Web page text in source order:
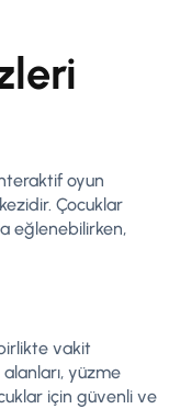
oyun
Çocuklar
eğlenebilirken,
vakit
yüzme
için güvenli ve